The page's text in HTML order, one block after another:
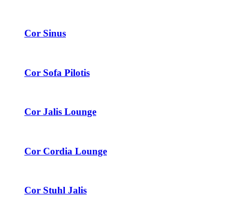
Cor Sinus
Cor Sofa Pilotis
Cor Jalis Lounge
Cor Cordia Lounge
Cor Stuhl Jalis